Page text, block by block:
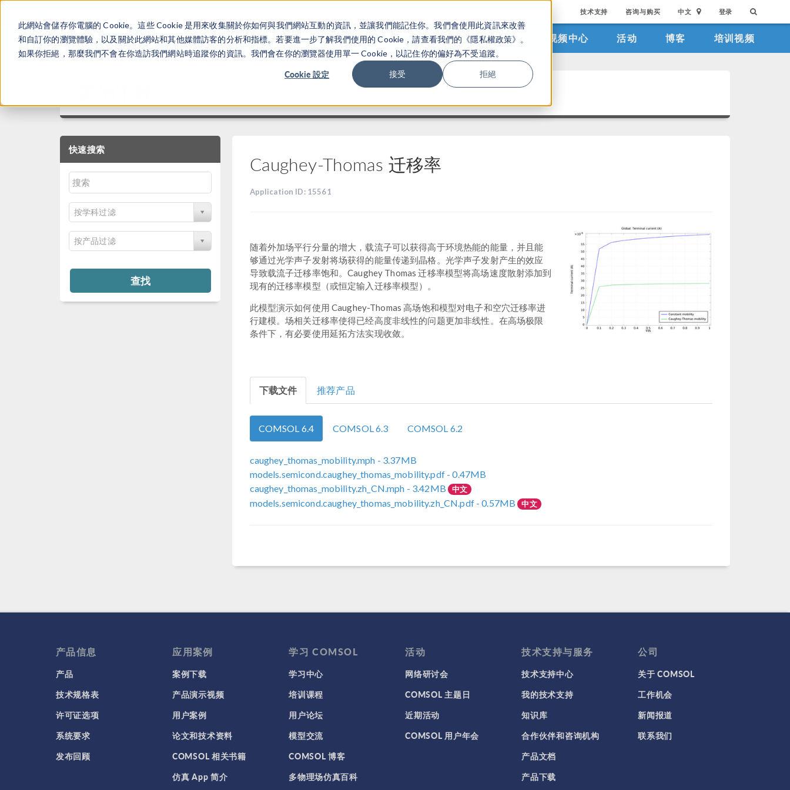
此網站會儲存你電腦的 Cookie。這些 Cookie 是用來收集關於你如何與我們網站互動的資訊，並讓我們能記住你。我們會使用此資訊來改善
和自訂你的瀏覽體驗，以及關於此網站和其他媒體訪客的分析和指標。若要進一步了解我們使用的 Cookie，請查看我們的《隱私權政策》。
如果你拒絕，那麼我們不會在你造訪我們網站時追蹤你的資訊。我們會在你的瀏覽器使用單一 Cookie，以記住你的偏好為不受追蹤。
Cookie 設定 接受 拒絕
技术支持 咨询与购买 中文 登录
产品 行业应用 视频中心 活动 博客 培训视频
快速搜索
按学科过滤
按产品过滤
查找
Caughey-Thomas 迁移率
Application ID: 15561
随着外加场平行分量的增大，载流子可以获得高于环境热能的能量，并且能
够通过光学声子发射将场获得的能量传递到晶格。光学声子发射产生的效应
导致载流子迁移率饱和。Caughey Thomas 迁移率模型将高场速度散射添加到
现有的迁移率模型（或恒定输入迁移率模型）。
此模型演示如何使用 Caughey-Thomas 高场饱和模型对电子和空穴迁移率进
行建模。场相关迁移率使得已经高度非线性的问题更加非线性。在高场极限
条件下，有必要使用延拓方法实现收敛。
下载文件 推荐产品
COMSOL 6.4 COMSOL 6.3 COMSOL 6.2
caughey_thomas_mobility.mph - 3.37MB
models.semicond.caughey_thomas_mobility.pdf- 0.47MB
caughey_thomas_mobility.zh_CN.mph - 3.42MB 中文
models.semicond.caughey_thomas_mobility.zh_CN.pdf- 0.57MB 中文
产品信息
产品
技术规格表
许可证选项
系统要求
发布回顾
应用案例
案例下载
产品演示视频
用户案例
论文和技术资料
COMSOL 相关书籍
仿真 App 简介
学习 COMSOL
学习中心
培训课程
用户论坛
模型交流
COMSOL 博客
多物理场仿真百科
活动
网络研讨会
COMSOL 主题日
近期活动
COMSOL 用户年会
技术支持与服务
技术支持中心
我的技术支持
知识库
合作伙伴和咨询机构
产品文档
产品下载
公司
关于 COMSOL
工作机会
新闻报道
联系我们